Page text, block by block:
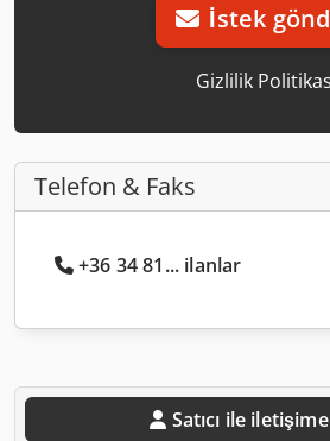
İstek
Gizlilik
Telefon & Faks
+36 34 81... ilanlar
Satıcı ile